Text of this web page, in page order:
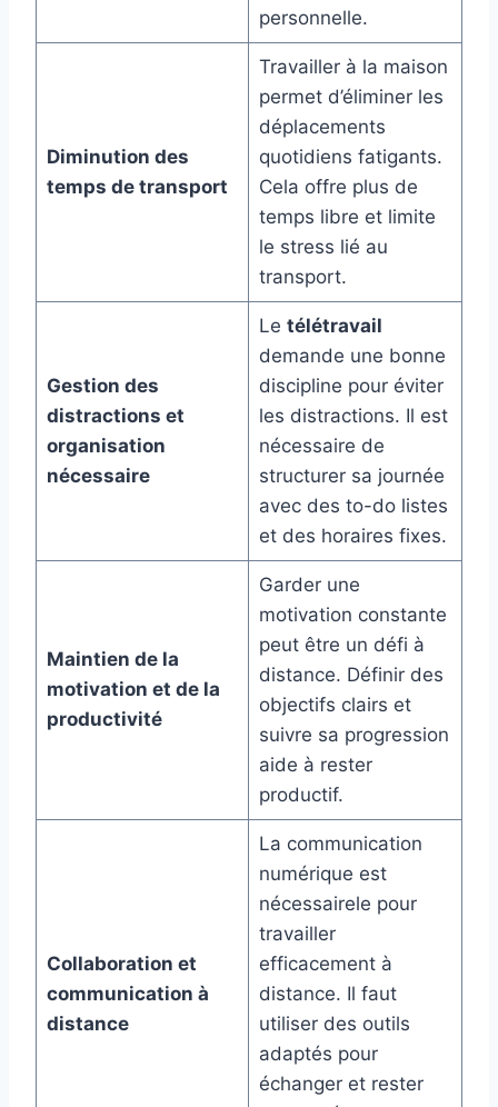
personnelle.
Diminution des
temps de transport
Travailler à la maison
permet d’éliminer les
déplacements
quotidiens fatigants.
Cela offre plus de
temps libre et limite
le stress lié au
transport.
Gestion des
distractions et
organisation
nécessaire
Le télétravail
demande une bonne
discipline pour éviter
les distractions. Il est
nécessaire de
structurer sa journée
avec des to-do listes
et des horaires fixes.
Maintien de la
motivation et de la
productivité
Garder une
motivation constante
peut être un défi à
distance. Définir des
objectifs clairs et
suivre sa progression
aide à rester
productif.
Collaboration et
communication à
distance
La communication
numérique est
nécessairele pour
travailler
efficacement à
distance. Il faut
utiliser des outils
adaptés pour
échanger et rester